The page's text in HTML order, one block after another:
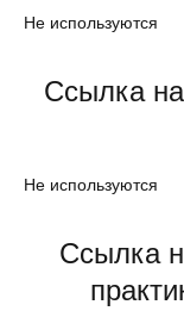
Не используются
Ссылка
Не используются
Ссылка